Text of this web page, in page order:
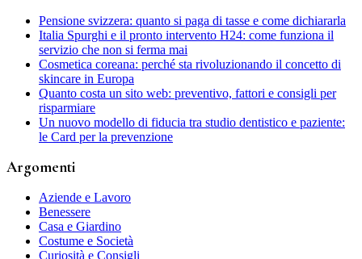
Pensione svizzera: quanto si paga di tasse e come dichiararla
Italia Spurghi e il pronto intervento H24: come funziona il
servizio che non si ferma mai
Cosmetica coreana: perché sta rivoluzionando il concetto di
skincare in Europa
Quanto costa un sito web: preventivo, fattori e consigli per
risparmiare
Un nuovo modello di fiducia tra studio dentistico e paziente:
le Card per la prevenzione
Argomenti
Aziende e Lavoro
Benessere
Casa e Giardino
Costume e Società
Curiosità e Consigli